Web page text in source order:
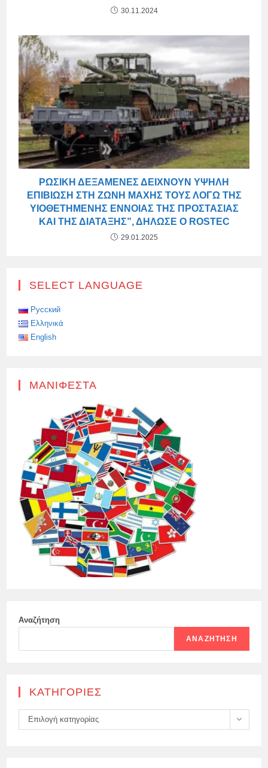
30.11.2024
ΡΩΣΙΚΉ ΔΕΞΑΜΕΝΈΣ ΔΕΊΧΝΟΥΝ ΥΨΗΛΉ
ΕΠΙΒΊΩΣΗ ΣΤΗ ΖΏΝΗ ΜΆΧΗΣ ΤΟΥΣ ΛΌΓΩ ΤΗΣ
ΥΙΟΘΕΤΗΜΈΝΗΣ ΈΝΝΟΙΑΣ ΤΗΣ ΠΡΟΣΤΑΣΊΑΣ
ΚΑΙ ΤΗΣ ΔΙΆΤΑΞΗΣ”, ΔΉΛΩΣΕ Ο ROSTEC
29.01.2025
SELECT LANGUAGE
Русский
Ελληνικά
English
ΜΑΝΙΦΈΣΤΑ
Αναζήτηση
ΑΝΑΖΉΤΗΣΗ
KΑΤΗΓΟΡΊΕΣ
Kατηγορίες
Επιλογή κατηγορίας